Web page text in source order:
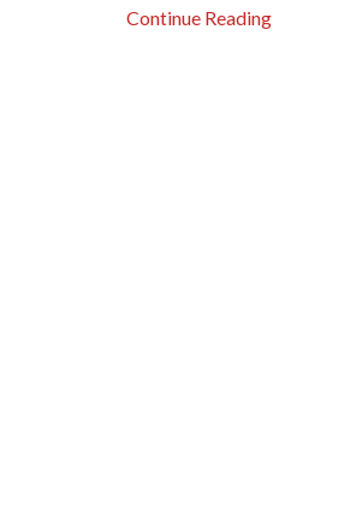
Continue Reading